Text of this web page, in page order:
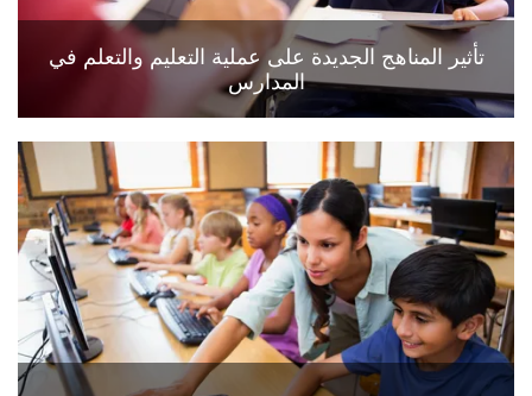
تأثير المناهج الجديدة على عملية التعليم والتعلم في
المدارس